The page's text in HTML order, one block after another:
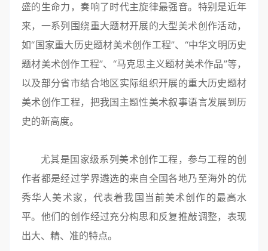
盛的生命力，奏响了时代主旋律最强音。特别是近年
来，一系列围绕重大题材开展的大型美术创作活动，
如“国家重大历史题材美术创作工程”、“中华文明历史
题材美术创作工程”、“马克思主义题材美术作品”等，
以及部分省市结合地区实际组织开展的重大历史题材
美术创作工程，把我国主题性美术叙事语言发展到历
史的新高度。
尤其是国家级系列美术创作工程，参与工程的创
作者都是经过学界遴选的来自全国各地乃至海外的优
秀华人美术家，代表着我国当前美术创作的最高水
平。他们的创作经过充分构思和反复推敲调整，表现
出大、精、准的特点。